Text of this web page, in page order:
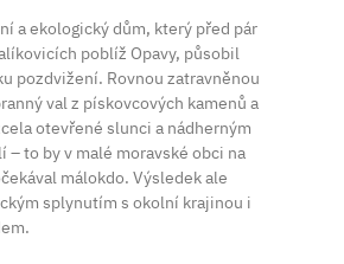
a ekologický dům, který před pár
poblíž Opavy, působil
pozdvižení. Rovnou zatravněnou
val z pískovcových kamenů a
otevřené slunci a nádherným
– to by v malé moravské obci na
málokdo. Výsledek ale
splynutím s okolní krajinou i